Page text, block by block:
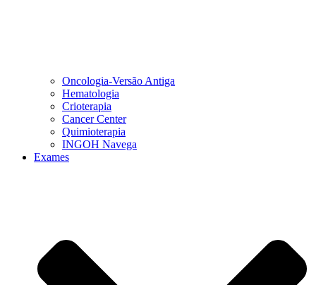
Oncologia-Versão Antiga
Hematologia
Crioterapia
Cancer Center
Quimioterapia
INGOH Navega
Exames